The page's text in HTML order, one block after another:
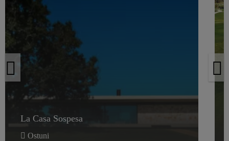
La Casa Sospesa
Ostuni
La Casa Sospesa